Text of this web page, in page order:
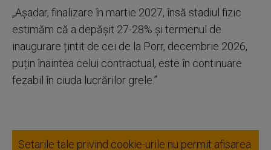
„Așadar, finalizare în martie 2027, însă stadiul fizic
estimăm că a depășit 27-28% și termenul de
inaugurare țintit de cei de la Porr, decembrie 2026,
puțin înaintea celui contractual, este în continuare
fezabil în ciuda lucrărilor grele.”
Setarile tale privind cookie-urile nu permit afisarea